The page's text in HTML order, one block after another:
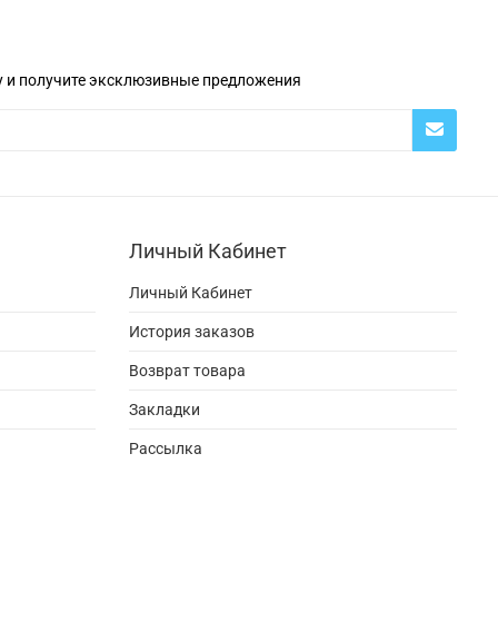
получите эксклюзивные предложения
Личный Кабинет
Личный Кабинет
История заказов
Возврат товара
Закладки
Рассылка